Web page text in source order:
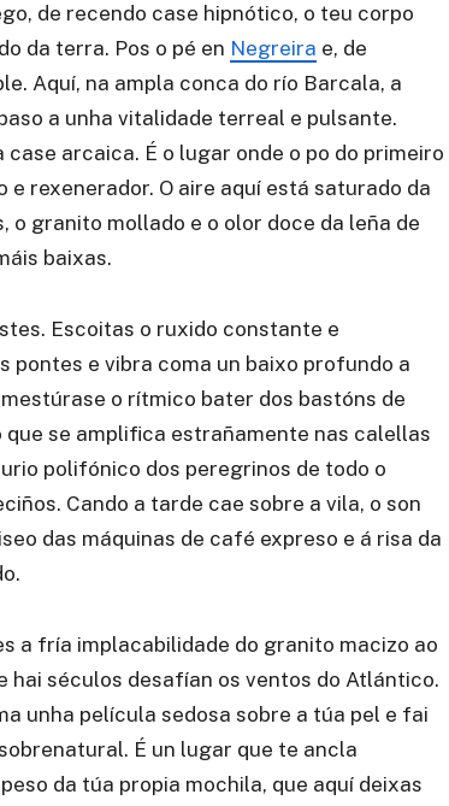
de recendo case hipnótico, o teu corpo
da terra. Pos o pé en Negreira e, de
Aquí, na ampla conca do río Barcala, a
a unha vitalidade terreal e pulsante.
arcaica. É o lugar onde o po do primeiro
rexenerador. O aire aquí está saturado da
o granito mollado e o olor doce da leña de
baixas.
Escoitas o ruxido constante e
pontes e vibra coma un baixo profundo a
o rítmico bater dos bastóns de
se amplifica estrañamente nas calellas
polifónico dos peregrinos de todo o
Cando a tarde cae sobre a vila, o son
das máquinas de café expreso e á risa da
a fría implacabilidade do granito macizo ao
hai séculos desafían os ventos do Atlántico.
unha película sedosa sobre a túa pel e fai
É un lugar que te ancla
da túa propia mochila, que aquí deixas